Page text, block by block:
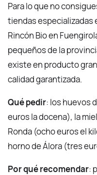
Para lo que no
tiendas especializadas
Rincón Bio en
pequeños de la
existe en producto
calidad garantizada.
Qué pedir: los huevos
euros la docena), la
Ronda (ocho euros el
horno de Álora (tres
Por qué recomendar: